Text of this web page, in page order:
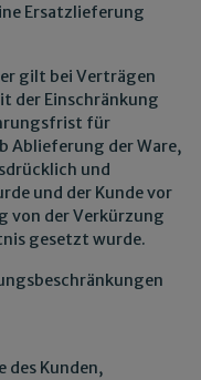
Ersatzlieferung
gilt bei Verträgen
der Einschränkung
für
Ablieferung der Ware,
und
und der Kunde vor
von der Verkürzung
gesetzt wurde.
des Kunden,